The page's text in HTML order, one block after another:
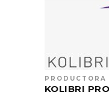
PRODUCTORA
KOLIBRI